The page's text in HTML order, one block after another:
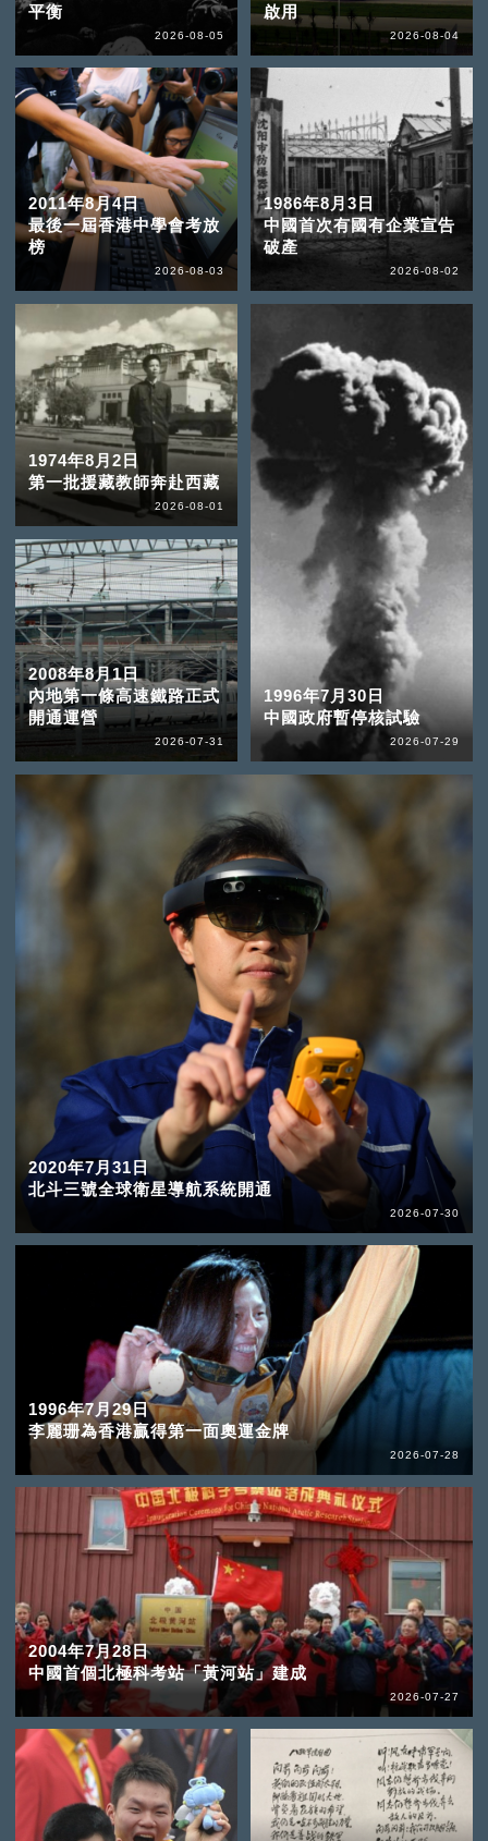
平衡
2026-08-05
啟用
2026-08-04
2011年8月4日
最後一屆香港中學會考放
榜
2026-08-03
1986年8月3日
中國首次有國有企業宣告
破產
2026-08-02
1974年8月2日
第一批援藏教師奔赴西藏
2026-08-01
2008年8月1日
內地第一條高速鐵路正式
開通運營
2026-07-31
2020年7月31日
北斗三號全球衛星導航系統開通
2026-07-30
1996年7月30日
中國政府暫停核試驗
2026-07-29
1996年7月29日
李麗珊為香港贏得第一面奧運金牌
2026-07-28
2004年7月28日
中國首個北極科考站「黃河站」建成
2026-07-27